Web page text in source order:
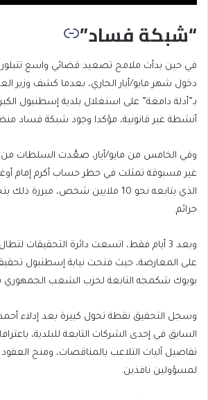
“شبكة فساد”
في حين بدأت ملامح تصعيد قضائي واسع
دخول شهر مايو/أيار الجاري، بعدما كشف وزير
بـ”أدلة دامغة” على استغلال بلدية إسطنبول
أنشطة غير قانونية، مؤكدا وجود شبكة فساد
وفي الخامس من مايو/أيار، صعَّدت السلطات من
غير مسبوقة تمثلت في حظر حساب أكرم إمام
الذي يتابعه نحو 10 ملايين شخص،
جرائم.
وبعد 3 أيام فقط، اتسعت دائرة التحقيقات
على المعارضة، حيث فتحت نيابة إسطنبول
بويوك شكمجه التابعة لحزب الشعب الجمهوري
وسجل التحقيق نقطة تحول كبيرة بعد إدلاء
السابق في إحدى الشركات التابعة للبلدية،
تفاصيل آليات التلاعب بالمناقصات، ومنح
لمسؤولين نافذين.